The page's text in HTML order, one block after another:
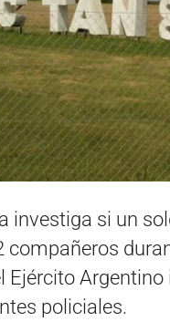
investiga si un
compañeros
Ejército
policiales.